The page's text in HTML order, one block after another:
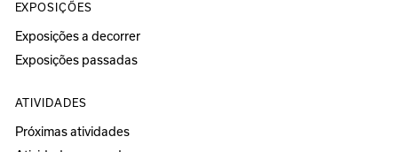
EXPOSIÇÕES
Exposições a decorrer
Exposições passadas
ATIVIDADES
Próximas atividades